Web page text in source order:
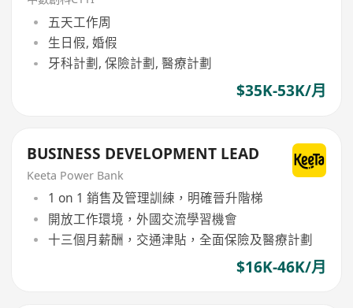
五天工作周
生日假, 婚假
牙科計劃, 保險計劃, 醫療計劃
$35K-53K/月
BUSINESS DEVELOPMENT LEAD
Keeta Power Bank
1 on 1 銷售及管理訓練，明確晉升階梯
開放工作環境，外國交流學習機會
十三個月薪酬，交通津貼，全面保險及醫療計劃
$16K-46K/月